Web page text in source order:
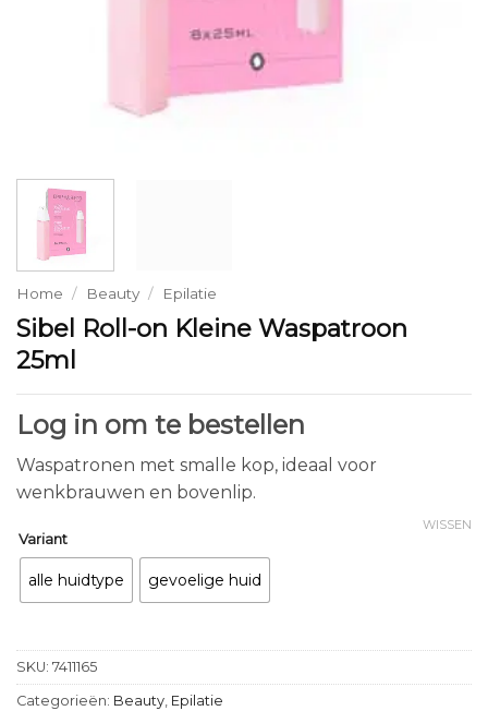
Home / Beauty / Epilatie
Sibel Roll-on Kleine Waspatroon
25ml
Log in om te bestellen
Waspatronen met smalle kop, ideaal voor
wenkbrauwen en bovenlip.
Variant
alle huidtype gevoelige huid
WISSEN
SKU: 7411165
Categorieën: Beauty, Epilatie